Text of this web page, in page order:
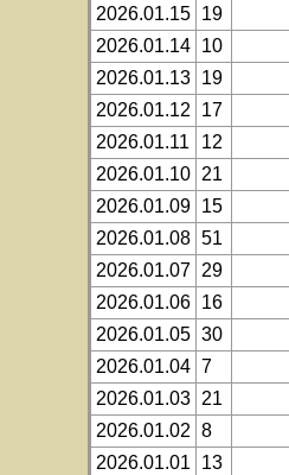
2026.01.15 19
2026.01.14 10
2026.01.13 19
2026.01.12
17
2026.01.11
12
2026.01.10 21
2026.01.09 15
2026.01.08 51
2026.01.07 29
2026.01.06 16
2026.01.05 30
2026.01.04 7
2026.01.03 21
2026.01.02 8
2026.01.01
13